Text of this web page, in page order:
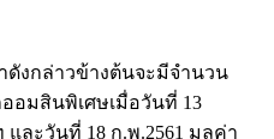
ดังกล่าวข้างต้นจะมีจำนวน
อมสินพิเศษเมื่อวันที่ 13
และวันที่ 18 ก.พ.2561 มูลค่า